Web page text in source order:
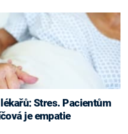
Stres. Pacientům
je empatie